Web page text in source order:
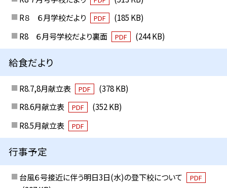
R８ ６月学校だより
PDF
(185 KB)
R8 ６月号学校だより裏面
PDF (244 KB)
給食だより
R8.7,8月献立表 PDF
(378 KB)
R8.6月献立表
PDF
(352 KB)
R8.5月献立表
PDF
行事予定
台風６号接近に伴う明日3日(水)の登下校について PDF